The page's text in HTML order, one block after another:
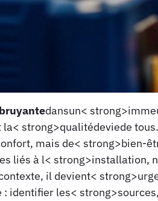
dansun<
strong>qualitédeviede
mais de< strong>bien-
liés à l< strong>installation,
il devient<
: identifier les<